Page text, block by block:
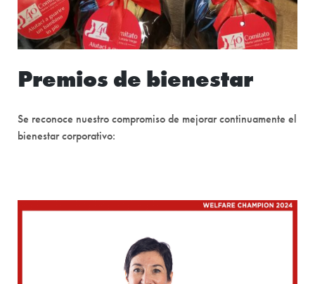
Premios de bienestar
Se reconoce nuestro compromiso de mejorar continuamente el
bienestar corporativo: